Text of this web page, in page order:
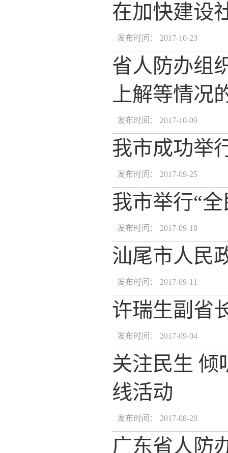
在加快建设
发布时间： 2017-10-23
省人防办组
上解等情况
发布时间： 2017-10-09
我市成功举
发布时间： 2017-09-25
我市举行“
发布时间： 2017-09-18
汕尾市人民
发布时间： 2017-09-11
许瑞生副省
发布时间： 2017-09-04
关注民生 倾
线活动
发布时间： 2017-08-28
广东省人防